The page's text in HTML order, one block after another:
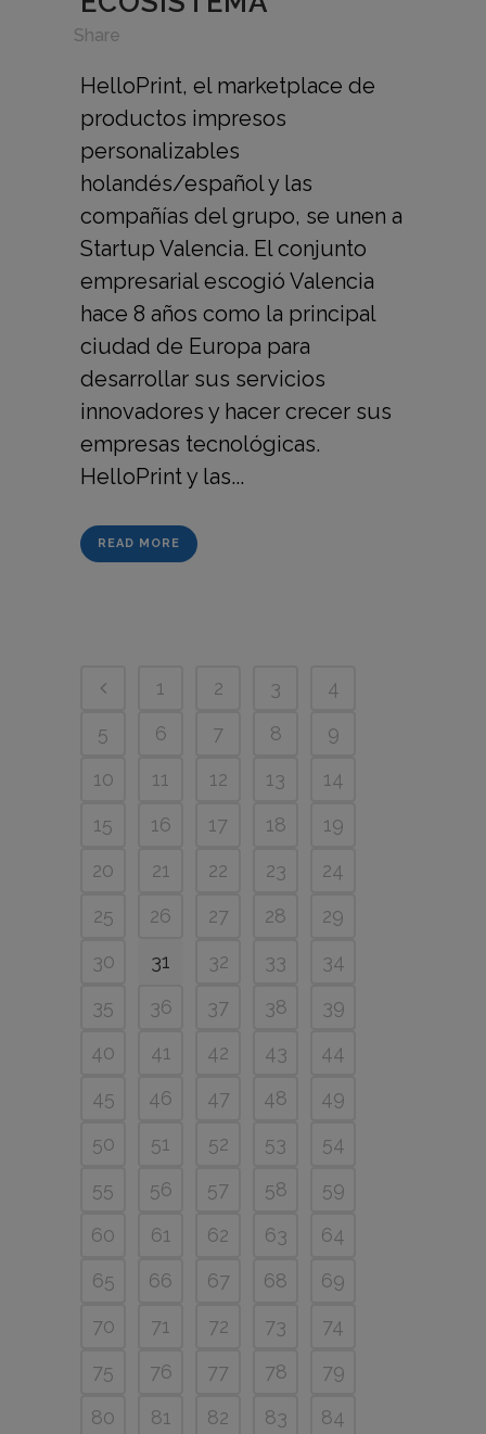
Share
HelloPrint, el marketplace de
productos impresos
personalizables
holandés/español y las
compañías del grupo, se unen a
Startup Valencia. El conjunto
empresarial escogió Valencia
hace 8 años como la principal
ciudad de Europa para
desarrollar sus servicios
innovadores y hacer crecer sus
empresas tecnológicas.
HelloPrint y las...
READ MORE
1 2 3
4
5
6 7 8
9
10
11 12 13
14
15
16 17 18
19
20
21 22 23
24
25
26 27 28
29
30
31 32 33
34
35
36 37 38
39
40
41 42 43
44
45
46 47 48
49
50
51 52 53
54
55
56 57 58
59
60
61 62 63
64
65
66 67 68
69
70
71 72 73
74
75
76 77 78
79
80
81 82 83
84